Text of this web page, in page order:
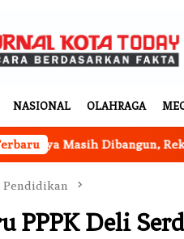
NASIONAL OLAHRAGA
Masih Dibangun, Rekrutmen
Pendidikan
PPPK Deli